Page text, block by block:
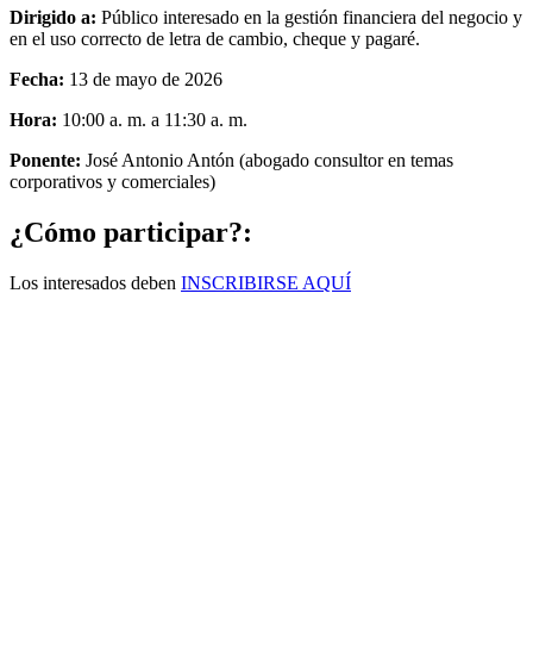
Dirigido a: Público interesado en la gestión financiera del negocio y
en el uso correcto de letra de cambio, cheque y pagaré.
Fecha: 13 de mayo de 2026
Hora: 10:00 a. m. a 11:30 a. m.
Ponente: José Antonio Antón (abogado consultor en temas
corporativos y comerciales)
¿Cómo participar?:
Los interesados deben INSCRIBIRSE AQUÍ